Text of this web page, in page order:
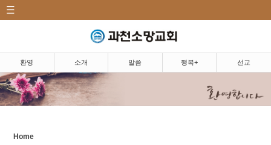
환영 소개 말씀 행복+ 선교
Home
소개|Introduction
말씀|Message
교우 소식
Sketchbook5, 스케치북5
Sketchbook5, 스케치북5